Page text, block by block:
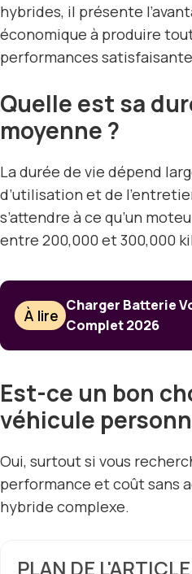
hybrides, il présente
économique à produire
performances
Quelle est sa
moyenne ?
La durée de vie dépend
d’utilisation et de
s’attendre à ce qu’un
entre 200,000 et 300,000
À lire
Charger Batterie
Complet 2026
Est-ce un bon
véhicule
Oui, surtout si vous
performance et coût sans
hybride complexe.
PLAN DE L'ARTICLE